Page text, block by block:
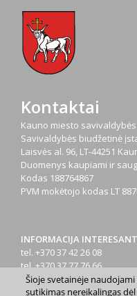
Kontaktai
Kauno miesto
Savivaldybės biudžetinė
Laisvės al. 96, LT-44251
Duomenys kaupiami ir
Kodas 188764867
PVM mokėtojo kodas LT
INFORMACIJA
tel. +370 37 42 26 08
tel. +370 37 77 76 66
tel. +370 660 07000
el. p.info@kaunas.lt
Šioje svetainėje
sutikimas nereikalingas